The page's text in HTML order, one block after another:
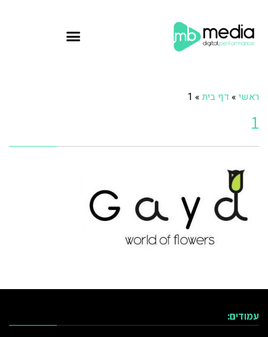
ראשי » דף בית »
1
1
עמודים: